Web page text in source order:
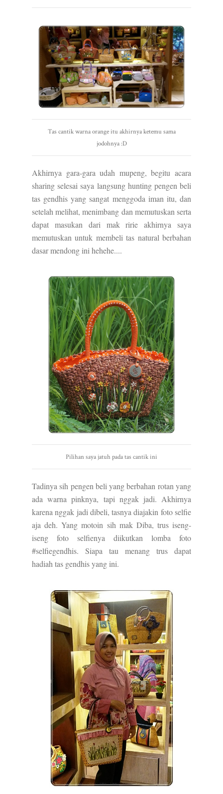
Tas cantik warna orange itu akhirnya ketemu sama
jodohnya :D
Akhirnya gara-gara udah mupeng, begitu acara
sharing selesai saya langsung hunting pengen beli
tas gendhis yang sangat menggoda iman itu, dan
setelah melihat, menimbang dan memutuskan serta
dapat masukan dari mak ririe akhirnya saya
memutuskan untuk membeli tas natural berbahan
dasar mendong ini hehehe....
Pilihan saya jatuh pada tas cantik ini
Tadinya sih pengen beli yang berbahan rotan yang
ada warna pinknya, tapi nggak jadi. Akhirnya
karena nggak jadi dibeli, tasnya diajakin foto selfie
aja deh. Yang motoin sih mak Diba, trus iseng-
iseng foto selfienya diikutkan lomba foto
#selfiegendhis. Siapa tau menang trus dapat
hadiah tas gendhis yang ini.